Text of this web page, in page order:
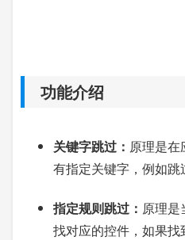
功能介绍
关键字跳过： 原理是在
有指定关键字，例如跳
指定规则跳过： 原理是
找对应的控件，如果找